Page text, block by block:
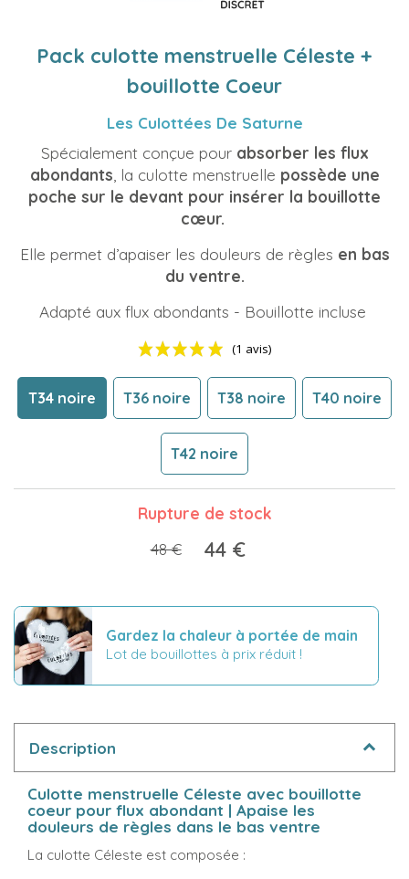
Pack culotte menstruelle Céleste +
bouillotte Coeur
Les Culottées De Saturne
Spécialement conçue pour absorber les flux
abondants , la culotte menstruelle possède une
poche sur le devant pour insérer la bouillotte
cœur.
Elle permet d’apaiser les douleurs de règles en bas
du ventre.
Adapté aux flux abondants - Bouillotte incluse
T34 noire T36 noire T38 noire T40 noire
T42 noire
Rupture de stock
48 €
44 €
Gardez la chaleur à portée de main
Lot de bouillottes à prix réduit !
Description
Culotte menstruelle Céleste avec bouillotte
coeur pour flux abondant | Apaise les
douleurs de règles dans le bas ventre
La culotte Céleste est composée :